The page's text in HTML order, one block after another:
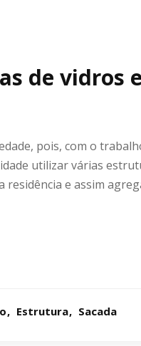
de vidros
pois, com o
utilizar várias
e assim
Estrutura Sacada